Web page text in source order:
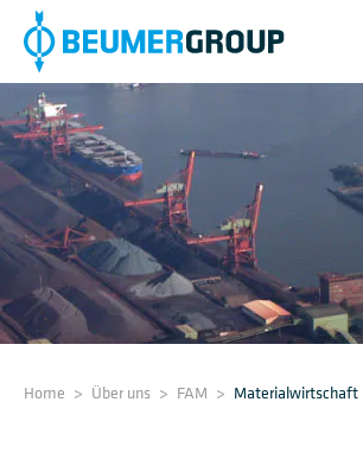
Home > Über uns > FAM > Materialwirtschaft